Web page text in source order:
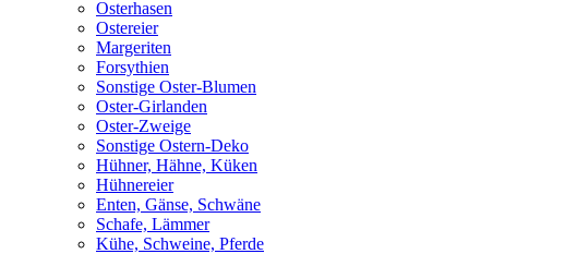
Osterhasen
Ostereier
Margeriten
Forsythien
Sonstige Oster-Blumen
Oster-Girlanden
Oster-Zweige
Sonstige Ostern-Deko
Hühner, Hähne, Küken
Hühnereier
Enten, Gänse, Schwäne
Schafe, Lämmer
Kühe, Schweine, Pferde